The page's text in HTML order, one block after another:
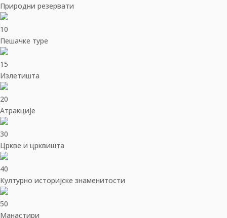
Природни резервати
10
Пешачке туре
15
Излетишта
20
Aтракције
30
Цркве и црквишта
40
Културно историјске знаменитости
50
Манастири